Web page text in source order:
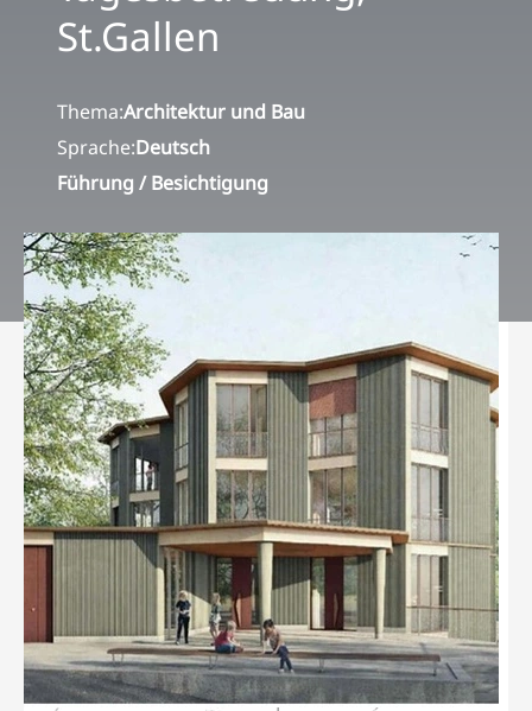
St.Gallen
Thema:Architektur und Bau
Sprache:Deutsch
Führung / Besichtigung